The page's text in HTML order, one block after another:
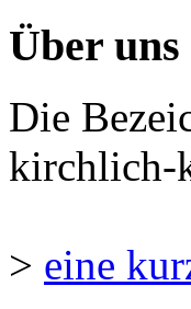
Über uns
Die
kirchlich-
> eine